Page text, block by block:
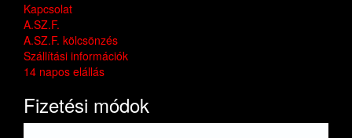
Kapcsolat
A.SZ.F.
A.SZ.F. kölcsönzés
Szállítási információk
14 napos elállás
Fizetési módok